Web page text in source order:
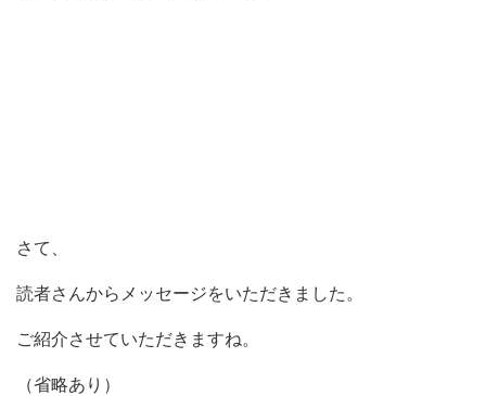
さて、
読者さんからメッセージをいただきました。
ご紹介させていただきますね。
（省略あり）